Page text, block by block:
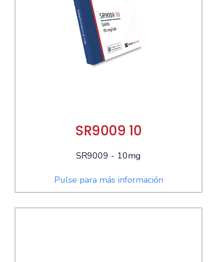
SR9009 10
SR9009 - 10mg
Pulse para más información